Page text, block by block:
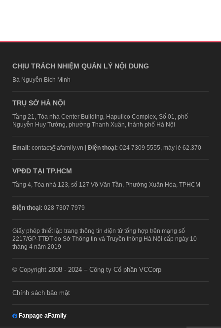
CHỊU TRÁCH NHIỆM QUẢN LÝ NỘI DUNG
Bà Nguyễn Bích Minh
TRỤ SỞ HÀ NỘI
Tầng 21, Tòa nhà Center Building, Hapulico Complex, Số 01, phố
Nguyễn Huy Tưởng, phường Thanh Xuân, thành phố Hà Nội
Email: contact@afamily.vn | Điện thoại: 024 7309 5555, máy lẻ 62.370
VPĐD TẠI TP.HCM
Tầng 4, Tòa nhà 123, số 127 Võ Văn Tần, Phường Xuân Hòa, TPHCM
Điện thoại: 028 7307 7979
Giấy phép thiết lập trang thông tin điện tử tổng hợp trên mạng số
2217/GP-TTĐT do Sở Thông tin và Truyền thông Hà Nội cấp ngày 10
tháng 4 năm 2019
© Copyright 2008 - 2024 – Công ty Cổ phần VCCorp
Chính sách bảo mật
Fanpage aFamily